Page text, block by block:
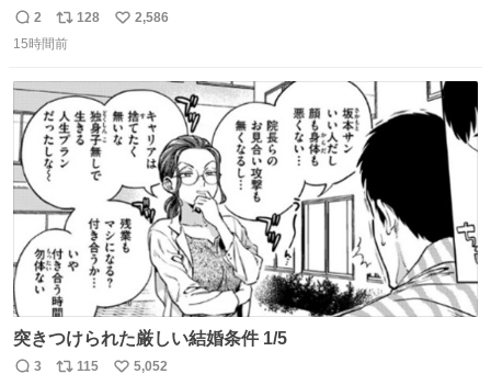
にアイス置いてあって バニラがこれだった 粋な計らいあり
がとう
返
信
2
リ
ポ
ト
数
128
い
数
2,586
15時間前
突きつけられた厳しい結婚条件 1/5
3 115
5,052